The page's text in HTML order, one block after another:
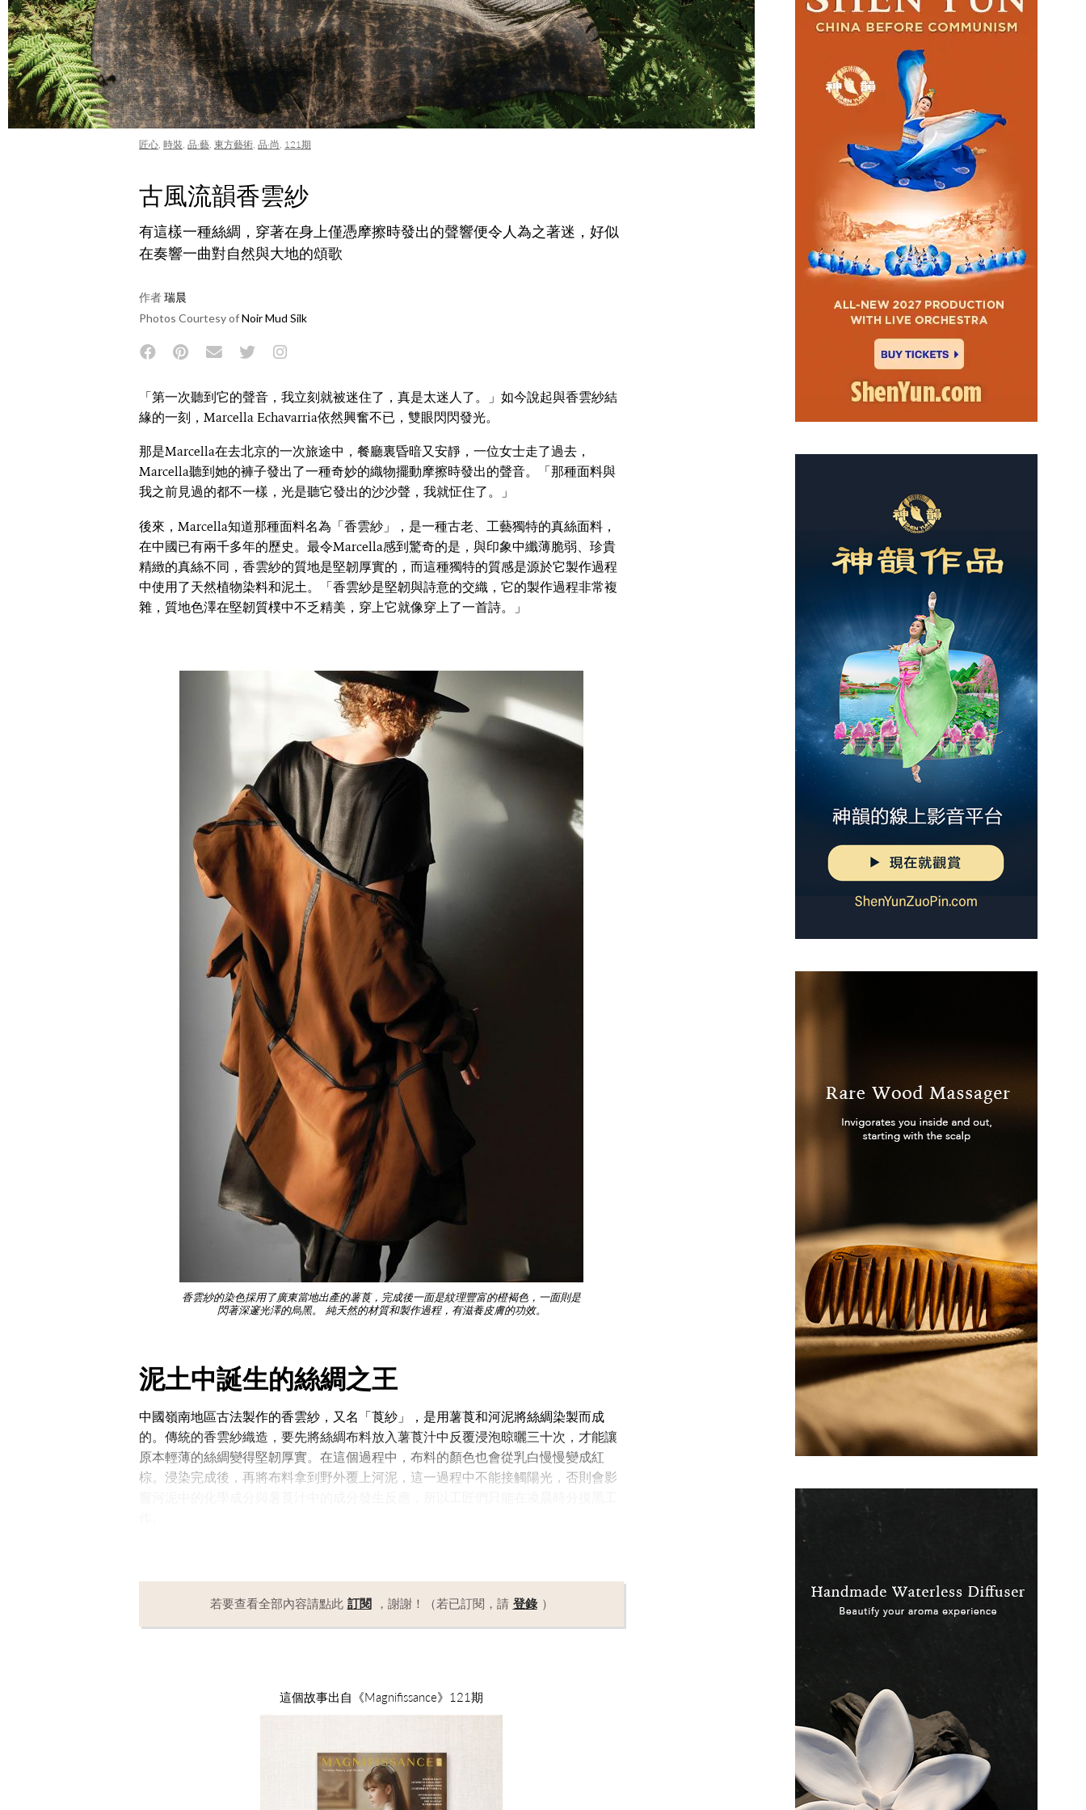
匠心 時裝 品·藝 東方藝術 品·尚 121期
古風流韻香雲紗
有這樣一種絲綢，穿著在身上僅憑摩擦時發出的聲響便令人為之著迷，好似
在奏響一曲對自然與大地的頌歌
作者瑞晨
Photos Courtesy ofNoir Mud Silk
「第一次聽到它的聲音，我立刻就被迷住了，真是太迷人了。」如今說起與香雲紗結
緣的一刻，Marcella Echavarria依然興奮不已，雙眼閃閃發光。
那是Marcella在去北京的一次旅途中，餐廳裏昏暗又安靜，一位女士走了過去，
Marcella聽到她的褲子發出了一種奇妙的織物擺動摩擦時發出的聲音。「那種面料與
我之前見過的都不一樣，光是聽它發出的沙沙聲，我就怔住了。」
後來，Marcella知道那種面料名為「香雲紗」，是一種古老、工藝獨特的真絲面料，
在中國已有兩千多年的歷史。最令Marcella感到驚奇的是，與印象中纖薄脆弱、珍貴
精緻的真絲不同，香雲紗的質地是堅韌厚實的，而這種獨特的質感是源於它製作過程
中使用了天然植物染料和泥土。「香雲紗是堅韌與詩意的交織，它的製作過程非常複
雜，質地色澤在堅韌質樸中不乏精美，穿上它就像穿上了一首詩。」
香雲紗的染色採用了廣東當地出產的薯莨，完成後一面是紋理豐富的橙褐色，一面則是
閃著深邃光澤的烏黑。 純天然的材質和製作過程，有滋養皮膚的功效。
泥土中誕生的絲綢之王
中國嶺南地區古法製作的香雲紗，又名「莨紗」，是用薯莨和河泥將絲綢染製而成
的。傳統的香雲紗織造，要先將絲綢布料放入薯莨汁中反覆浸泡晾曬三十次，才能讓
原本輕薄的絲綢變得堅韌厚實。在這個過程中，布料的顏色也會從乳白慢慢變成紅
棕。浸染完成後，再將布料拿到野外覆上河泥，這一過程中不能接觸陽光，否則會影
若要查看全部內容請點此 訂閱 ，謝謝！（若已訂閱，請 登錄 ）
這個故事出自《Magnifissance》121期